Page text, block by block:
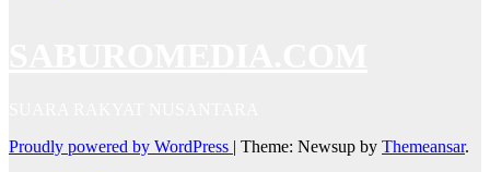
Proudly powered by WordPress | Theme: Newsup by Themeansar.